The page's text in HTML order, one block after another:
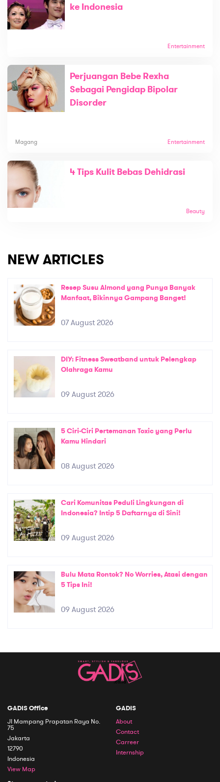
ke Indonesia
Entertainment
Perjuangan Bebe Rexha
Sebagai Pengidap Bipolar
Disorder
Magang Entertainment
4 Tips Kulit Bebas Dehidrasi
Beauty
NEW ARTICLES
Resep Susu Almond yang Punya Banyak
Manfaat, Bikinnya Gampang Banget!
07 August 2026
DIY: Fitness Sweatband untuk Pelengkap
Olahraga Kamu
09 August 2026
5 Ciri-Ciri Pertemanan Toxic yang Perlu
Kamu Hindari
08 August 2026
Cari Komunitas Peduli Lingkungan di
Indonesia? Intip 5 Daftarnya di Sini!
09 August 2026
Bulu Mata Rontok? No Worries, Atasi dengan
5 Tips Ini!
09 August 2026
GADIS Office
Jl Mampang Prapatan Raya No.
75
Jakarta
12790
Indonesia
View Map
GADIS
About
Contact
Carreer
Internship